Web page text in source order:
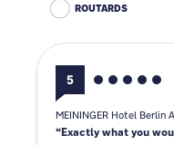
ROUTARDS
5
MEININGER Hotel Berlin
Exactly what you